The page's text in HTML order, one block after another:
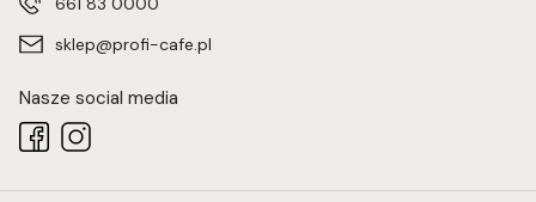
sklep@profi-cafe.pl
Nasze social media